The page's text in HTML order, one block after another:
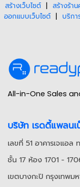
สร้างเว็บไซต์| สร้างร้า
ออกแบบเว็บไซต์| บริกา
All-in-One Sales
บริษัท เรดดี้แพลน
เลขที่ 51 อาคารเจแอล
ชั้น 17 ห้อง 1701 -
เขตบางกะปิ กรุงเทพม